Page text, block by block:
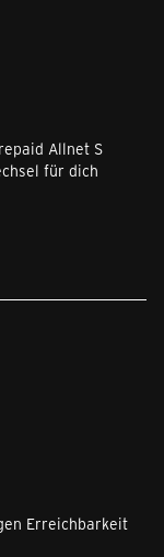
Allnet S
für dich
Erreichbarkeit